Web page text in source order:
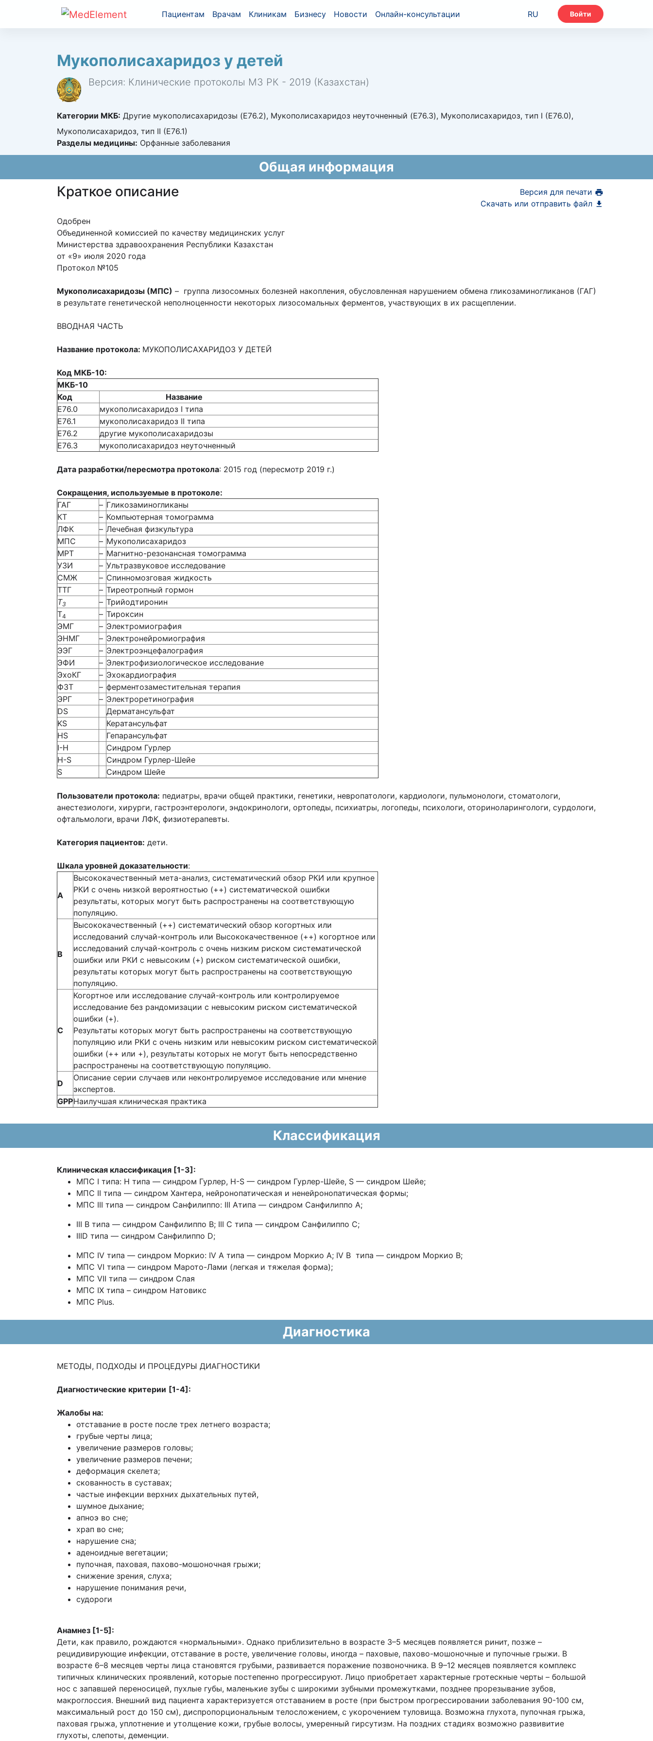
Пациентам Врачам Клиникам Бизнесу Новости Онлайн-консультации RU Войти
Мукополисахаридоз у детей
Версия: Клинические протоколы МЗ РК - 2019 (Казахстан)
Категории МКБ: Другие мукополисахаридозы (E76.2), Мукополисахаридоз неуточненный (E76.3), Мукополисахаридоз, тип I (E76.0),
Мукополисахаридоз, тип II (E76.1)
Разделы медицины: Орфанные заболевания
Общая информация
Версия для печати
Скачать или отправить файл
Краткое описание
Одобрен
Объединенной комиссией по качеству медицинских услуг
Министерства здравоохранения Республики Казахстан
от «9» июля 2020 года
Протокол №105
Мукополисахаридозы (МПС) – группа лизосомных болезней накопления, обусловленная нарушением обмена гликозаминогликанов (ГАГ)
в результате генетической неполноценности некоторых лизосомальных ферментов, участвующих в их расщеплении.
ВВОДНАЯ ЧАСТЬ
Название протокола: МУКОПОЛИСАХАРИДОЗ У ДЕТЕЙ
Код МКБ-10:
МКБ-10
Код
Название
Е76.0
мукополисахаридоз I типа
Е76.1
мукополисахаридоз II типа
Е76.2
другие мукополисахаридозы
Е76.3
мукополисахаридоз неуточненный
Дата разработки/пересмотра протокола: 2015 год (пересмотр 2019 г.)
Сокращения, используемые в протоколе:
ГАГ
– Гликозаминогликаны
КТ
– Компьютерная томограмма
ЛФК
– Лечебная физкультура
МПС
– Мукополисахаридоз
МРТ
– Магнитно-резонансная томограмма
УЗИ
– Ультразвуковое исследование
СМЖ
– Спинномозговая жидкость
ТТГ
– Тиреотропный гормон
Т3 – Трийодтиронин
Т4 – Тироксин
ЭМГ
– Электромиография
ЭНМГ
– Электронейромиография
ЭЭГ
– Электроэнцефалография
ЭФИ
– Электрофизиологическое исследование
ЭхоКГ
– Эхокардиография
ФЗТ
– ферментозаместительная терапия
ЭРГ
– Электроретинография
DS
Дерматансульфат
KS
Кератансульфат
HS
Гепарансульфат
I-H
Синдром Гурлер
H-S
Синдром Гурлер-Шейе
S
Синдром Шейе
Пользователи протокола: педиатры, врачи общей практики, генетики, невропатологи, кардиологи, пульмонологи, стоматологи,
анестезиологи, хирурги, гастроэнтерологи, эндокринологи, ортопеды, психиатры, логопеды, психологи, оториноларингологи, сурдологи,
офтальмологи, врачи ЛФК, физиотерапевты.
Категория пациентов: дети.
Шкала уровней доказательности:
А
Высококачественный мета-анализ, систематический обзор РКИ или крупное
РКИ с очень низкой вероятностью (++) систематической ошибки
результаты, которых могут быть распространены на соответствующую
популяцию.
В
Высококачественный (++) систематический обзор когортных или
исследований случай-контроль или Высококачественное (++) когортное или
исследований случай-контроль с очень низким риском систематической
ошибки или РКИ с невысоким (+) риском систематической ошибки,
результаты которых могут быть распространены на соответствующую
популяцию.
С
Когортное или исследование случай-контроль или контролируемое
исследование без рандомизации с невысоким риском систематической
ошибки (+).
Результаты которых могут быть распространены на соответствующую
популяцию или РКИ с очень низким или невысоким риском систематической
ошибки (++ или +), результаты которых не могут быть непосредственно
распространены на соответствующую популяцию.
D
Описание серии случаев или неконтролируемое исследование или мнение
экспертов.
GPPНаилучшая клиническая практика
Классификация
Клиническая классификация [1-3]:
МПС I типа: Н типа — синдром Гурлер, H-S — синдром Гурлер-Шейе, S — синдром Шейе;
МПС II типа — синдром Хантера, нейронопатическая и ненейронопатическая формы;
МПС III типа — синдром Санфилиппо: III Атипа — синдром Санфилиппо A;
III В типа — синдром Санфилиппо B; III С типа — синдром Санфилиппо C;
IIID типа — синдром Санфилиппо D;
МПС IV типа — синдром Моркио: IV A типа — синдром Моркио A; IV В типа — синдром Моркио В;
МПС VI типа — синдром Марото-Лами (легкая и тяжелая форма);
МПС VII типа — синдром Слая
МПС IX типа – синдром Натовикс
МПС Plus.
Диагностика
МЕТОДЫ, ПОДХОДЫ И ПРОЦЕДУРЫ ДИАГНОСТИКИ
Диагностические критерии [1-4]:
Жалобы на:
отставание в росте после трех летнего возраста;
грубые черты лица;
увеличение размеров головы;
увеличение размеров печени;
деформация скелета;
скованность в суставах;
частые инфекции верхних дыхательных путей,
шумное дыхание;
апноэ во сне;
храп во сне;
нарушение сна;
аденоидные вегетации;
пупочная, паховая, пахово-мошоночная грыжи;
снижение зрения, слуха;
нарушение понимания речи,
судороги
Анамнез [1-5]:
Дети, как правило, рождаются «нормальными». Однако приблизительно в возрасте 3–5 месяцев появляется ринит, позже –
рецидивирующие инфекции, отставание в росте, увеличение головы, иногда – паховые, пахово-мошоночные и пупочные грыжи. В
возрасте 6–8 месяцев черты лица становятся грубыми, развивается поражение позвоночника. В 9–12 месяцев появляется комплекс
типичных клинических проявлений, которые постепенно прогрессируют. Лицо приобретает характерные гротескные черты – большой
нос с запавшей переносицей, пухлые губы, маленькие зубы с широкими зубными промежутками, позднее прорезывание зубов,
макроглоссия. Внешний вид пациента характеризуется отставанием в росте (при быстром прогрессировании заболевания 90-100 см,
максимальный рост до 150 см), диспропорциональным телосложением, с укорочением туловища. Возможна глухота, пупочная грыжа,
паховая грыжа, уплотнение и утолщение кожи, грубые волосы, умеренный гирсутизм. На поздних стадиях возможно развивитие
глухоты, слепоты, деменции.